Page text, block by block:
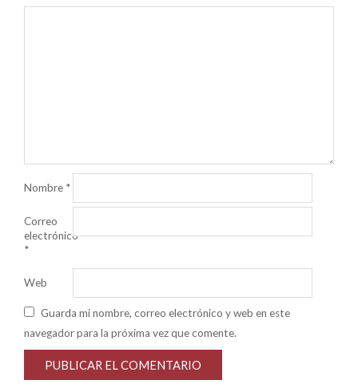
Nombre *
Correo
electrónico
*
Web
Guarda mi nombre, correo electrónico y web en este
navegador para la próxima vez que comente.